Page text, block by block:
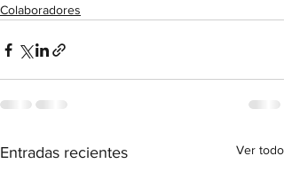
Colaboradores
Entradas recientes Ver todo